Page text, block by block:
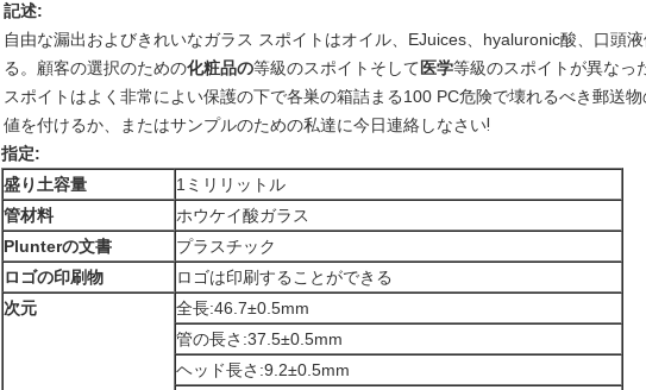
記述:
自由な漏出およびきれいなガラス スポイトはオイル、EJuices、 hyaluronic酸、口頭
る。顧客の選択のための化粧品の等級のスポイトそして医学等級のスポイトが異なっ
スポイトはよく非常によい保護の下で各巣の箱詰まる100 PC危険で壊れるべき郵送物
値を付けるか、またはサンプルのための私達に今日連絡しなさい!
指定:
盛り土容量
1ミリリットル
管材料
ホウケイ酸ガラス
Plunterの文書
プラスチック
ロゴの印刷物
ロゴは印刷することができる
次元
全長:46.7±0.5mm
管の長さ:37.5±0.5mm
ヘッド長さ:9.2±0.5mm